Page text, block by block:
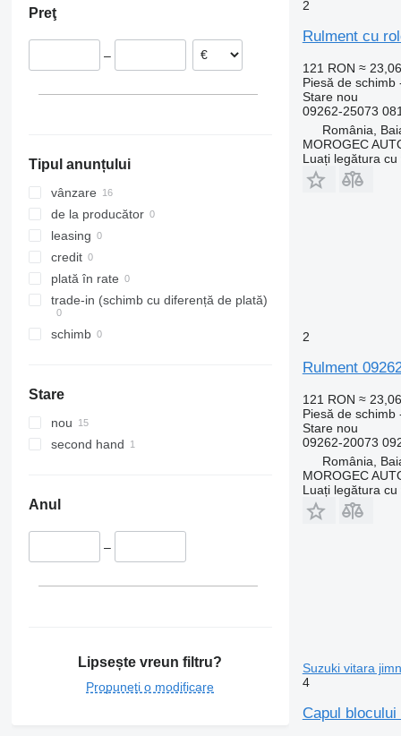
Transit
Zoe
Preţ
–
Tipul anunțului
vânzare
de la producător
leasing
credit
plată în rate
trade-in (schimb cu diferență de plată)
schimb
Stare
nou
second hand
Anul
–
Lipsește vreun filtru?
Propuneți o modificare
2
Rulment cu
121 RON ≈
Piesă de
Starenou
09262-25073
România,
MOROGEC
Luați legătura
2
Rulment
121 RON ≈
Piesă de schimb
Starenou
09262-20073
România,
MOROGEC
Luați legătura
Suzuki vitara
4
Capul